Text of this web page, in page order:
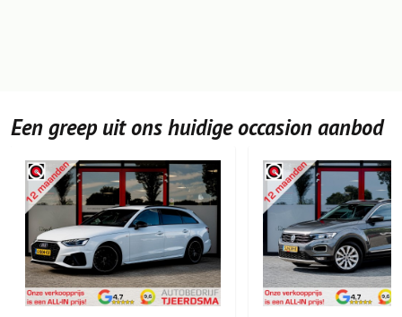
Een greep uit ons huidige occasion aanbod